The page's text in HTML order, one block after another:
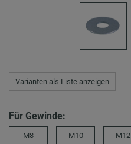
Varianten als Liste anzeigen
Für Gewinde:
M8 M10 M12